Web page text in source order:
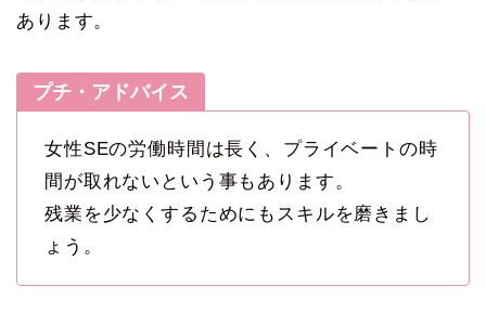
あります。
プチ・アドバイス
女性SEの労働時間は長く、プライベートの時
間が取れないという事もあります。
残業を少なくするためにもスキルを磨きまし
ょう。